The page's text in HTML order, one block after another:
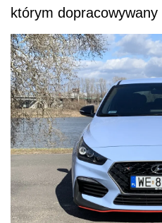
którym dopracowywany